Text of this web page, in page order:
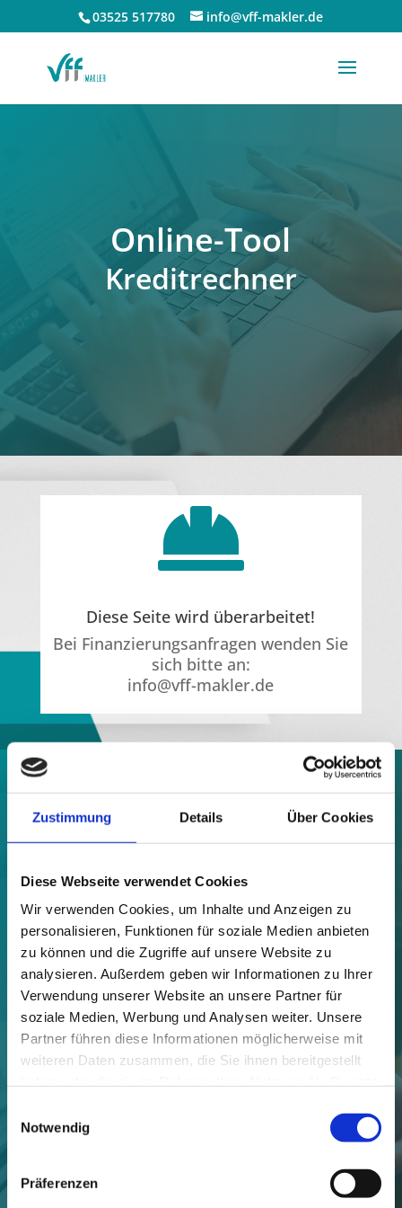
Zustimmung Details Über Cookies
Diese Webseite verwendet Cookies
Wir verwenden Cookies, um Inhalte und Anzeigen zu
personalisieren, Funktionen für soziale Medien anbieten
zu können und die Zugriffe auf unsere Website zu
analysieren. Außerdem geben wir Informationen zu Ihrer
Verwendung unserer Website an unsere Partner für
soziale Medien, Werbung und Analysen weiter. Unsere
Partner führen diese Informationen möglicherweise mit
weiteren Daten zusammen, die Sie ihnen bereitgestellt
Notwendig
Präferenzen
03525 517780 info@vff-makler.de
Online-Tool
Kre­dit­rech­ner

Die­se Sei­te wird überarbeitet!
Bei Finan­zie­rungs­an­fra­gen wen­den Sie
sich bit­te an:
info@vff-makler.de
Haben Sie Fragen?
Dann nut­zen Sie eine unse­rer vie­len
Kontakmöglichkeiten.
Tele­fon: (03525) 51778–0
E‑Mail: info@vff-makler.de